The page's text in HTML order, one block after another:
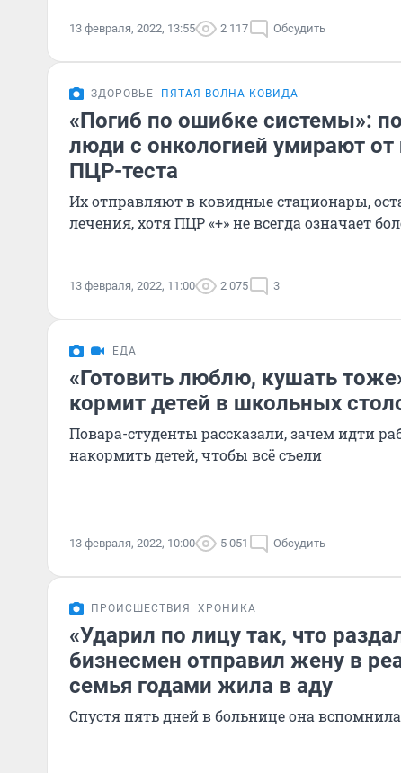
13 февраля, 2022, 13:55 2 117 Обсудить
ЗДОРОВЬЕ ПЯТАЯ ВОЛНА КОВИДА
«Погиб по ошибке системы»:
люди с онкологией умирают
ПЦР-теста
Их отправляют в ковидные стационары,
лечения, хотя ПЦР «+» не всегда означает
13 февраля, 2022, 11:00 2 075 3
ЕДА
«Готовить люблю, кушать
кормит детей в школьных
Повара-студенты рассказали, зачем идти
накормить детей, чтобы всё съели
13 февраля, 2022, 10:00 5 051 Обсудить
ПРОИСШЕСТВИЯ ХРОНИКА
«Ударил по лицу так, что
бизнесмен отправил жену в
семья годами жила в аду
Спустя пять дней в больнице она